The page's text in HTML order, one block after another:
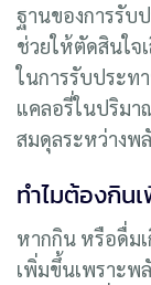
ฐานของการรับ
ช่วยให้ตัดสินใ
ในการรับประท
แคลอรี่ในปริมา
สมดุลระหว่างพ
ทำไมต้องกิน
หากกิน หรือดื่ม
เพิ่มขึ้นเพราะพ